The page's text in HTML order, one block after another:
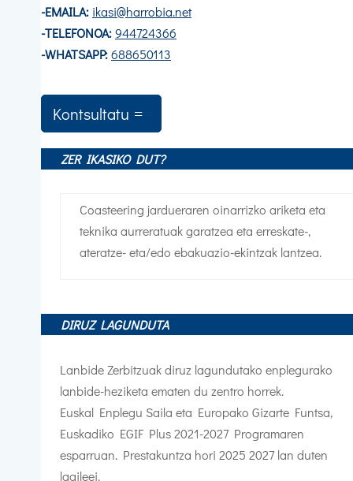
-EMAILA: ikasi@harrobia.net
-TELEFONOA:944724366
-WHATSAPP:688650113
Kontsultatu
ZER IKASIKO DUT?
Coasteering jardueraren oinarrizko ariketa eta
teknika aurreratuak garatzea eta erreskate-,
ateratze- eta/edo ebakuazio-ekintzak lantzea.
DIRUZ LAGUNDUTA
Lanbide Zerbitzuak diruz lagundutako enplegurako
lanbide-heziketa ematen du zentro horrek.
Euskal Enplegu Saila eta Europako Gizarte Funtsa,
Euskadiko EGIF Plus 2021-2027 Programaren
esparruan. Prestakuntza hori 2025 2027 lan duten
lagileei.